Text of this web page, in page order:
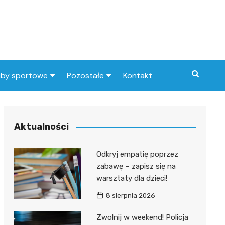
sportowe
piłkarski
Pozostałe Kontakt
Aktualności
Odkryj empatię poprzez
zabawę – zapisz się na
warsztaty dla dzieci!
8 sierpnia 2026
Zwolnij w weekend! Policja